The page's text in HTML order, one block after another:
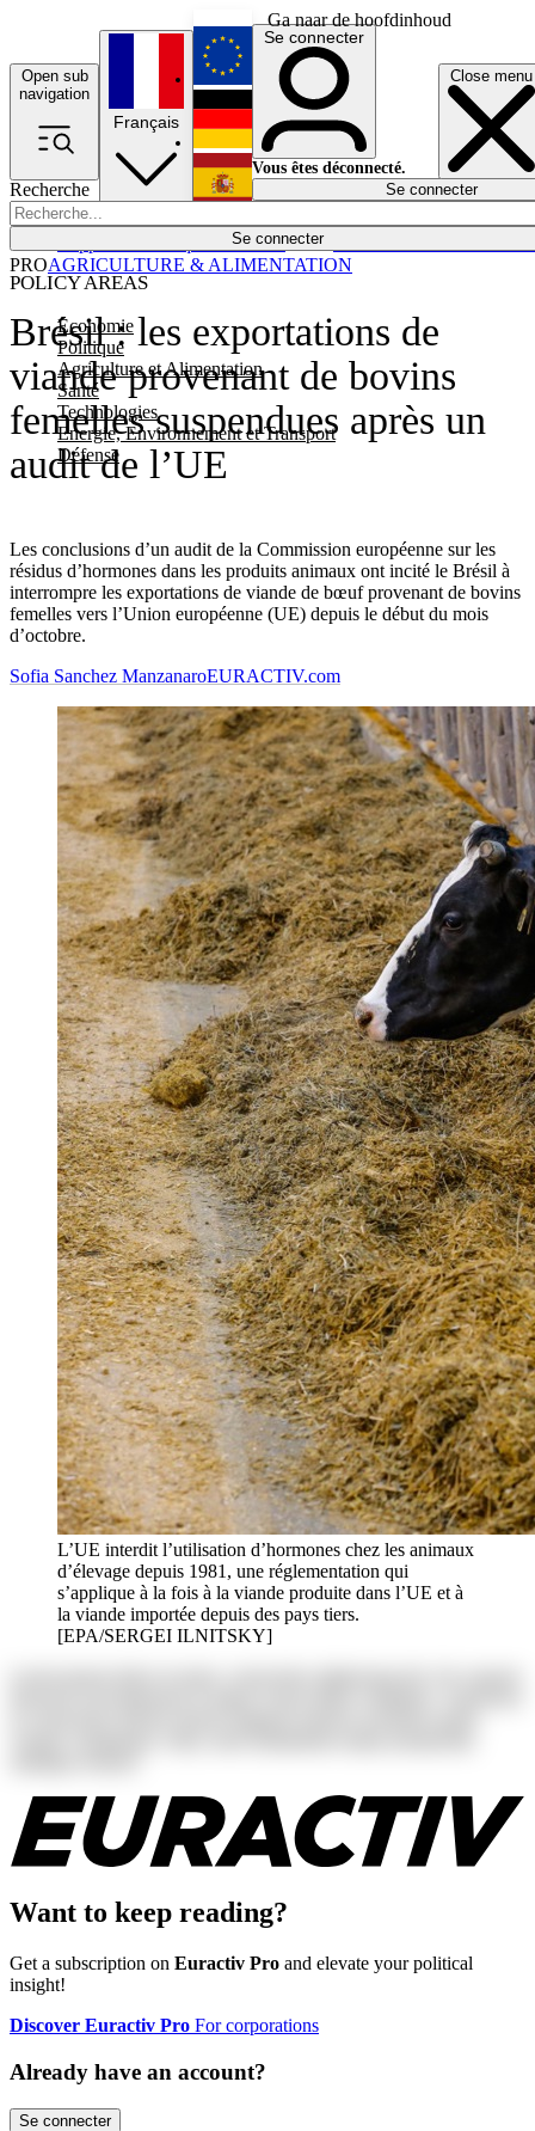
Ga naar de hoofdinhoud
Open sub
navigation
Close menu
Recherche
Se connecter
POLICY AREAS
Economie
Politique
Agriculture et Alimentation
Santé
Technologies
Energie, Environnement et Transport
Défense
Économie
Français
English
Deutsch
Español
Se connecter
Vous êtes déconnecté.
Se connecter
Brésil : les exportations de
viande provenant de bovins
femelles suspendues après un
audit de l’UE
Les conclusions d’un audit de la Commission européenne sur les
résidus d’hormones dans les produits animaux ont incité le Brésil à
interrompre les exportations de viande de bœuf provenant de bovins
femelles vers l’Union européenne (UE) depuis le début du mois
d’octobre.
PROAGRICULTURE & ALIMENTATION
Sofia Sanchez ManzanaroEURACTIV.com
L’UE interdit l’utilisation d’hormones chez les animaux
d’élevage depuis 1981, une réglementation qui
s’applique à la fois à la viande produite dans l’UE et à
la viande importée depuis des pays tiers.
[EPA/SERGEI ILNITSKY]
Want to keep reading?
Get a subscription on Euractiv Pro and elevate your political
insight!
Discover Euractiv Pro For corporations
Already have an account?
Se connecter